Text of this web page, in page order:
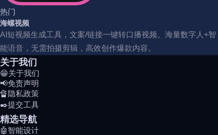
热门
海螺视频
AI短视频生成工具，文案/链接一键转口播视频。海量数字人+智
能语音，无需拍摄剪辑，高效创作爆款内容。
关于我们
😁关于我们
📢免责声明
🔏隐私政策
✒️提交工具
精选导航
🤖智能设计